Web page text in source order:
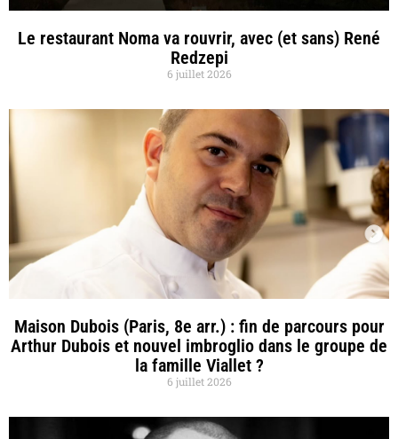
Le restaurant Noma va rouvrir, avec (et sans) René
Redzepi
6 juillet 2026
Maison Dubois (Paris, 8e arr.) : fin de parcours pour
Arthur Dubois et nouvel imbroglio dans le groupe de
la famille Viallet ?
6 juillet 2026